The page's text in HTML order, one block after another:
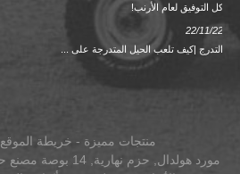
كل التوفيق لعام الأرنب!
22/11/22
التدرج |كيف تلعب الحيل المتدرجة على ...
منتجات مميزة - خريطة الموقع
مورد هولدال
حزم نهارية ,14 بوصة مصنع حقيبة كمبيوتر محمول